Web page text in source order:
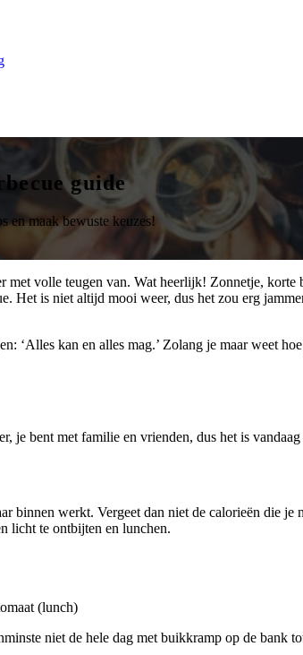
guide
en maak bewuste keuzes!
met volle teugen van. Wat heerlijk! Zonnetje,
Het is niet altijd mooi weer, dus het zou erg
‘Alles kan en alles mag.’ Zolang je maar weet
je bent met familie en vrienden, dus het is
binnen werkt. Vergeet dan niet de calorieën die
licht te ontbijten en lunchen.
(lunch)
niet de hele dag met buikkramp op de bank